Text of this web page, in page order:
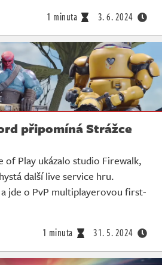
1 minuta 3. 6. 2024
připomíná Strážce
of Play ukázalo studio Firewalk,
další live service hru.
jde o PvP multiplayerovou first-
1 minuta 31. 5. 2024